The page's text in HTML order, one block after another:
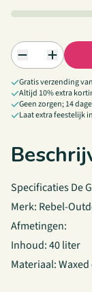
Gratis verzending
Altijd 10% extra
Geen zorgen; 14
Laat extra feestelijk
Specificaties De
Merk: Rebel-
Afmetingen:
Inhoud: 40 liter
Materiaal: Waxed